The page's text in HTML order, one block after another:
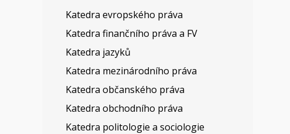
Katedra evropského práva
Katedra finančního práva a FV
Katedra jazyků
Katedra mezinárodního práva
Katedra občanského práva
Katedra obchodního práva
Katedra politologie a sociologie